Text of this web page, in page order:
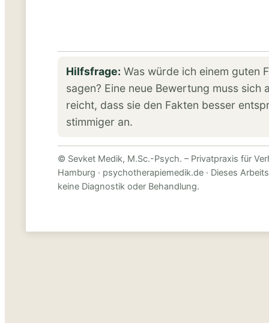
Hilfsfrage: Was würde ich einem guten
sagen? Eine neue Bewertung muss sich
reicht, dass sie den Fakten besser
stimmiger an.
© Sevket Medik, M.Sc.-Psych. – Privatpraxis für
Hamburg · psychotherapiemedik.de · Dieses
keine Diagnostik oder Behandlung.